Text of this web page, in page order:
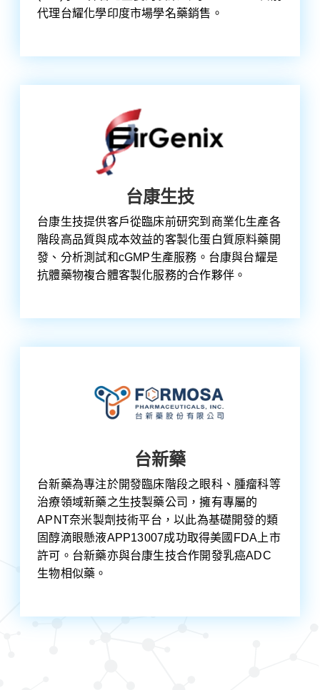
代理台耀化學印度市場學名藥銷售。
台康生技
台康生技提供客戶從臨床前研究到商業化生產各
階段高品質與成本效益的客製化蛋白質原料藥開
發、分析測試和cGMP生產服務。台康與台耀是
抗體藥物複合體客製化服務的合作夥伴。
台新藥
台新藥為專注於開發臨床階段之眼科、腫瘤科等
治療領域新藥之生技製藥公司，擁有專屬的
APNT奈米製劑技術平台，以此為基礎開發的類
固醇滴眼懸液APP13007成功取得美國FDA上市
許可。台新藥亦與台康生技合作開發乳癌ADC
生物相似藥。